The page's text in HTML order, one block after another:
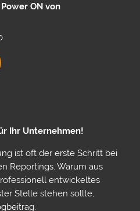
ON von
Ihr Unternehmen!
ist oft der erste Schritt bei
Reportings. Warum aus
entwickeltes
Stelle stehen sollte,